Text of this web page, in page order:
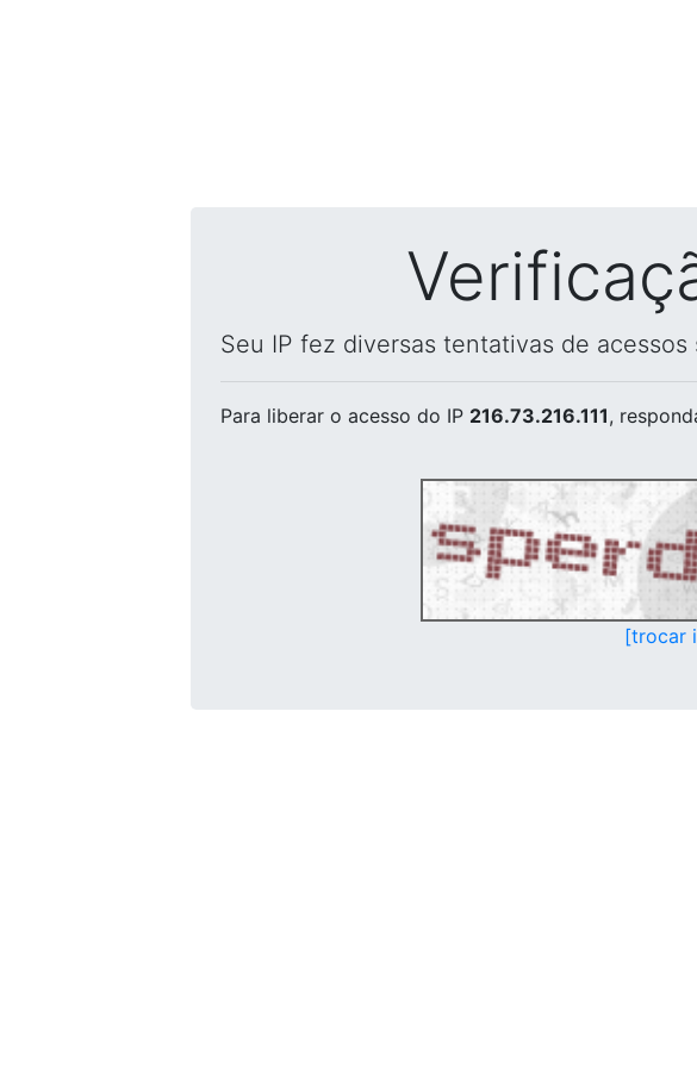
Seu IP fez diversas tentativas de
Para liberar o acesso do IP 216.73.216.111,
[trocar